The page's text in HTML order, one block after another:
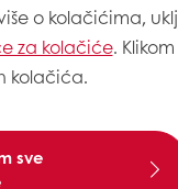
o kolačićima,
za kolačiće.
kolačića.
sve